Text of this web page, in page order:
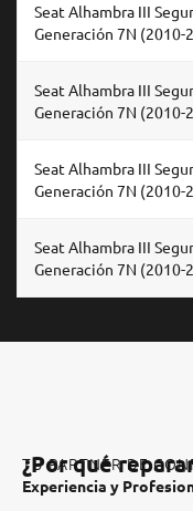
Seat Alhambra III
Generación 7N (2010-
Seat Alhambra III
Generación 7N (2010-
Seat Alhambra III
Generación 7N (2010-
Seat Alhambra III
Generación 7N (2010-
TU PARTNER DE
¿Por qué
Experiencia y